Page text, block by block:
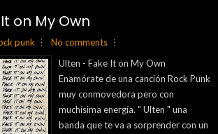
on My Own
punk
No comments
Ulten - Fake It on My Own
Enamórate de una canción Rock Punk
muy conmovedora pero con
muchísima energía. " Ulten " una
banda que te va a sorprender con un